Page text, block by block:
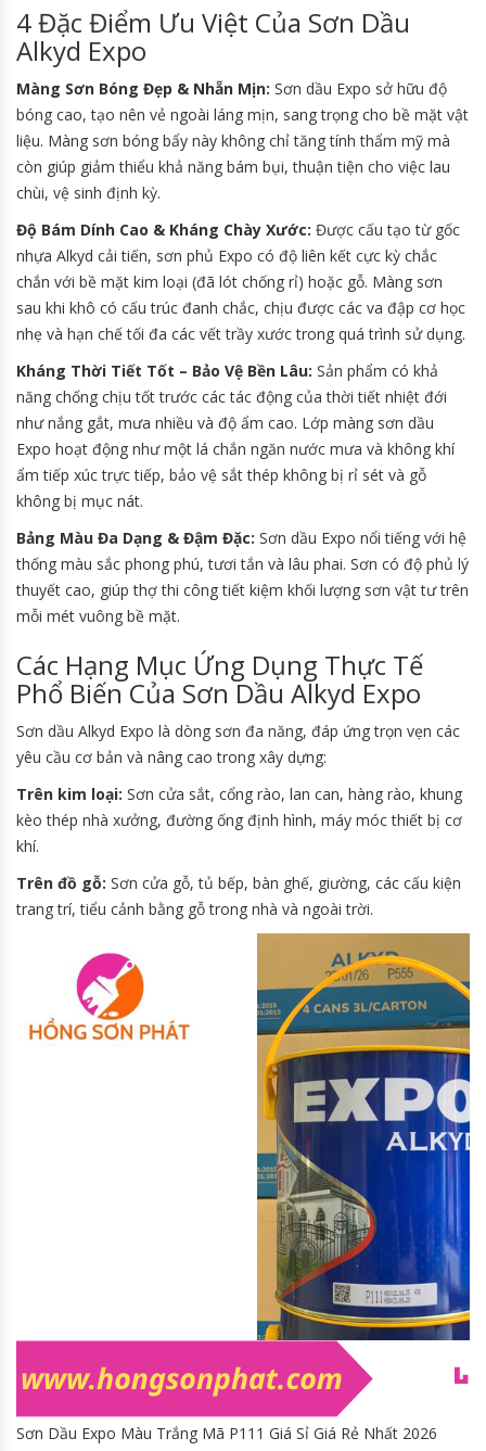
4 Đặc Điểm Ưu Việt Của Sơn Dầu
Alkyd Expo
Màng Sơn Bóng Đẹp & Nhẵn Mịn: Sơn dầu Expo sở hữu độ
bóng cao, tạo nên vẻ ngoài láng mịn, sang trọng cho bề mặt vật
liệu. Màng sơn bóng bẩy này không chỉ tăng tính thẩm mỹ mà
còn giúp giảm thiểu khả năng bám bụi, thuận tiện cho việc lau
chùi, vệ sinh định kỳ.
Độ Bám Dính Cao & Kháng Chày Xước: Được cấu tạo từ gốc
nhựa Alkyd cải tiến, sơn phủ Expo có độ liên kết cực kỳ chắc
chắn với bề mặt kim loại (đã lót chống rỉ) hoặc gỗ. Màng sơn
sau khi khô có cấu trúc đanh chắc, chịu được các va đập cơ học
nhẹ và hạn chế tối đa các vết trầy xước trong quá trình sử dụng.
Kháng Thời Tiết Tốt – Bảo Vệ Bền Lâu: Sản phẩm có khả
năng chống chịu tốt trước các tác động của thời tiết nhiệt đới
như nắng gắt, mưa nhiều và độ ẩm cao. Lớp màng sơn dầu
Expo hoạt động như một lá chắn ngăn nước mưa và không khí
ẩm tiếp xúc trực tiếp, bảo vệ sắt thép không bị rỉ sét và gỗ
không bị mục nát.
Bảng Màu Đa Dạng & Đậm Đặc: Sơn dầu Expo nổi tiếng với hệ
thống màu sắc phong phú, tươi tắn và lâu phai. Sơn có độ phủ lý
thuyết cao, giúp thợ thi công tiết kiệm khối lượng sơn vật tư trên
mỗi mét vuông bề mặt.
Các Hạng Mục Ứng Dụng Thực Tế
Phổ Biến Của Sơn Dầu Alkyd Expo
Sơn dầu Alkyd Expo là dòng sơn đa năng, đáp ứng trọn vẹn các
yêu cầu cơ bản và nâng cao trong xây dựng:
Trên kim loại: Sơn cửa sắt, cổng rào, lan can, hàng rào, khung
kèo thép nhà xưởng, đường ống định hình, máy móc thiết bị cơ
khí.
Trên đồ gỗ: Sơn cửa gỗ, tủ bếp, bàn ghế, giường, các cấu kiện
trang trí, tiểu cảnh bằng gỗ trong nhà và ngoài trời.
Sơn Dầu Expo Màu Trắng Mã P111 Giá Sỉ Giá Rẻ Nhất 2026